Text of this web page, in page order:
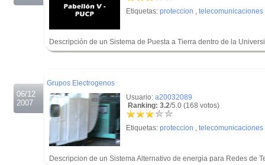
Etiquetas: proteccion , telecomunicaciones
Descripción de un Sistema de Puesta a Tierra dentro de la
06/12
2007
Grupos Electrogenos
Usuario: a20032089
Ranking: 3.2/5.0 (168 votos)
Etiquetas: proteccion , telecomunicaciones
Descripcion de un Sistema Alternativo de energia para Redes de